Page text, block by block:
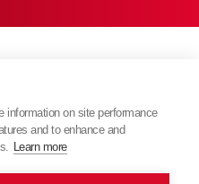
information on site performance
and to enhance and
Learn more